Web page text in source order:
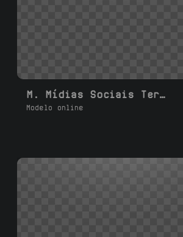
M. Mídias Sociais Terceira Inferior L
Modelo online